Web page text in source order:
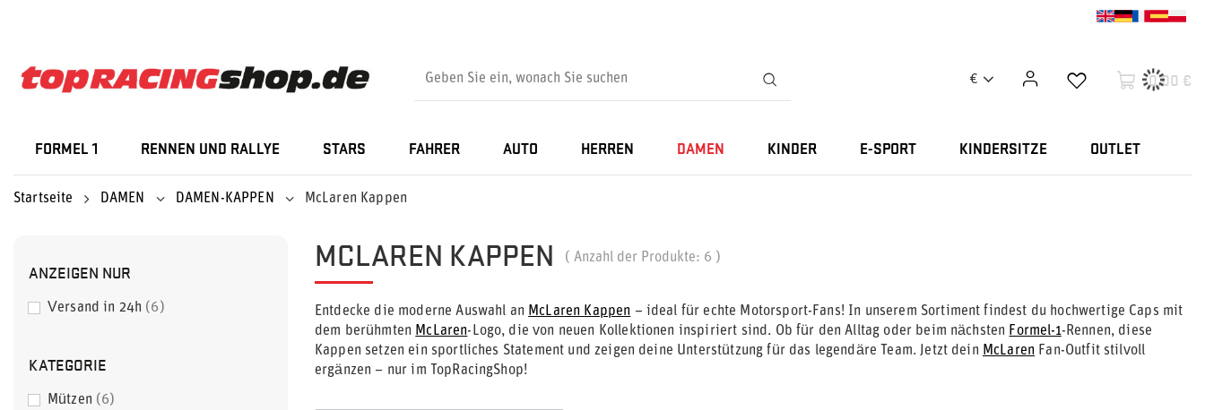
€ 0,00 €
FORMEL 1 RENNEN UND RALLYE STARS FAHRER AUTO HERREN DAMEN KINDER E-SPORT KINDERSITZE OUTLET
Startseite DAMEN DAMEN-KAPPEN McLaren Kappen
ANZEIGEN NUR
Versand in 24h 6
KATEGORIE
Mützen 6
MCLAREN KAPPEN ( Anzahl der Produkte: 6 )
Entdecke die moderne Auswahl an McLaren Kappen – ideal für echte Motorsport-Fans! In unserem Sortiment findest du hochwertige Caps mit
dem berühmten McLaren-Logo, die von neuen Kollektionen inspiriert sind. Ob für den Alltag oder beim nächsten Formel-1-Rennen, diese
Kappen setzen ein sportliches Statement und zeigen deine Unterstützung für das legendäre Team. Jetzt dein McLaren Fan-Outfit stilvoll
ergänzen – nur im TopRacingShop!